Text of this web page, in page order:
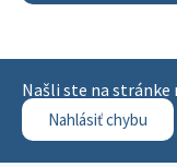
Našli ste na stránke
Nahlásiť chybu